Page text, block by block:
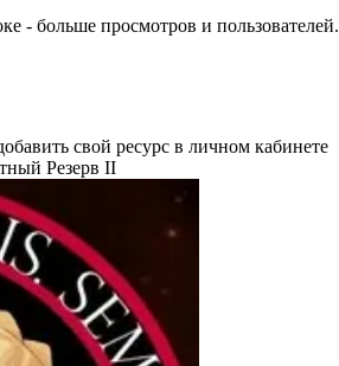
- больше просмотров и пользователей.
свой ресурс в личном кабинете
Резерв II